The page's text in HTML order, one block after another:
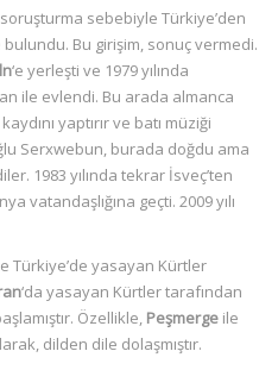
sebebiyle Türkiye’den
bulundu. Bu girişim, sonuç vermedi.
‘e yerleşti ve 1979 yılında
ile evlendi. Bu arada almanca
yaptırır ve batı müziği
Serxwebun, burada doğdu ama
1983 yılında tekrar İsveç’ten
vatandaşlığına geçti. 2009 yılı
Türkiye’de yasayan Kürtler
‘da yasayan Kürtler tarafından
Özellikle, Peşmerge ile
dilden dile dolaşmıştır.